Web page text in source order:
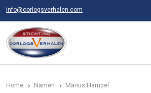
info@oorlogsverhalen.com
Home Namen Marius Hampel